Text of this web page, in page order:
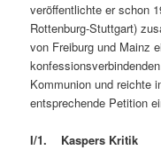
veröffentlichte er schon
Rottenburg-Stuttgart)
von Freiburg und Mainz
Kommunion und reichte
entsprechende Petition
I/1. Kaspers Kritik